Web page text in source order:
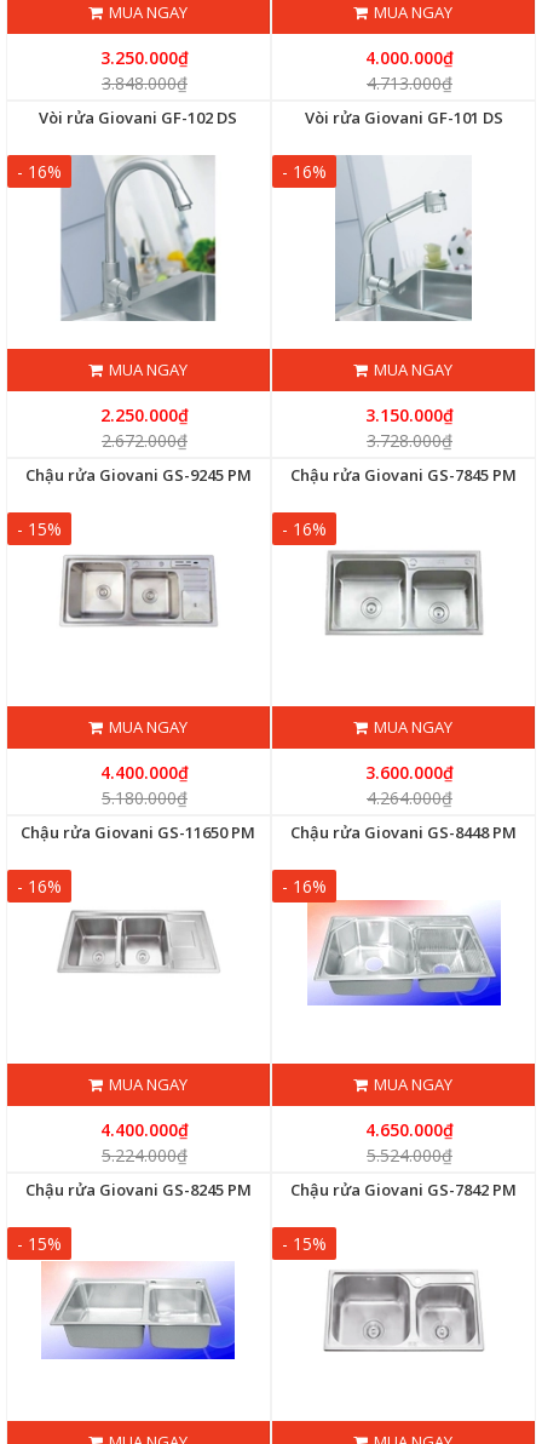
MUA NGAY
3.250.000₫
3.848.000₫
MUA NGAY
4.000.000₫
4.713.000₫
Vòi rửa Giovani GF-102 DS
- 16%
MUA NGAY
2.250.000₫
2.672.000₫
Vòi rửa Giovani GF-101 DS
- 16%
MUA NGAY
3.150.000₫
3.728.000₫
Chậu rửa Giovani GS-9245 PM
- 15%
MUA NGAY
4.400.000₫
5.180.000₫
Chậu rửa Giovani GS-7845 PM
- 16%
MUA NGAY
3.600.000₫
4.264.000₫
Chậu rửa Giovani GS-11650 PM
- 16%
MUA NGAY
4.400.000₫
5.224.000₫
Chậu rửa Giovani GS-8448 PM
- 16%
MUA NGAY
4.650.000₫
5.524.000₫
Chậu rửa Giovani GS-8245 PM
- 15%
Chậu rửa Giovani GS-7842 PM
- 15%